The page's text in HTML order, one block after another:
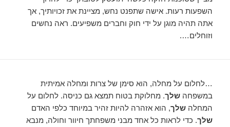
השפעות רעות. אישה שתפנט נחש, מציינת את זכויותיך, אך
אתה תהיה מוגן על ידי חוק וחברים משפיעים. ראה נחשים
וזוחלים….
…לחלום על מחלה, הוא סימן של צרות ומחלה אמיתית
במשפחהשלך. מחלוקת בטוח תמצא גם כניסה. לחלום על
המחלהשלך, הוא אזהרה להיות זהיר במיוחד כלפי האדם
שלך. כדי לראות כל אחד מבני משפחתך חיוור וחולה, מנבא